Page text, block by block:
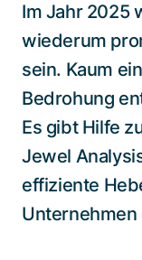
Im Jahr 2025
wiederum
sein. Kaum
Bedrohung
Es gibt Hilfe
Jewel
effiziente